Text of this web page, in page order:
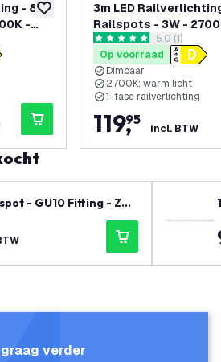
toevoegen aan verlanglijst
- 8
-
openen
3m LED
Railspots - 3W -
Dimbaar - 1-Fase
Railsysteem - Zwart
reviews
5 score sterren5.0 (1)
Op voorraad
Dimbaar
2700K: warm licht
1-fase railverlichting
119,
95
incl. BTW
- GU10 Fitting - Zwa
verder